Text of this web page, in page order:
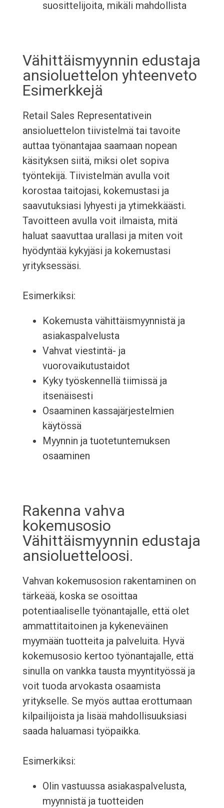
suosittelijoita, mikäli mahdollista
Vähittäismyynnin edustaja
ansioluettelon yhteenveto
Esimerkkejä
Retail Sales Representativein
ansioluettelon tiivistelmä tai tavoite
auttaa työnantajaa saamaan nopean
käsityksen siitä, miksi olet sopiva
työntekijä. Tiivistelmän avulla voit
korostaa taitojasi, kokemustasi ja
saavutuksiasi lyhyesti ja ytimekkäästi.
Tavoitteen avulla voit ilmaista, mitä
haluat saavuttaa urallasi ja miten voit
hyödyntää kykyjäsi ja kokemustasi
yrityksessäsi.
Esimerkiksi:
Kokemusta vähittäismyynnistä ja
asiakaspalvelusta
Vahvat viestintä- ja
vuorovaikutustaidot
Kyky työskennellä tiimissä ja
itsenäisesti
Osaaminen kassajärjestelmien
käytössä
Myynnin ja tuotetuntemuksen
osaaminen
Rakenna vahva
kokemusosio
Vähittäismyynnin edustaja
ansioluetteloosi.
Vahvan kokemusosion rakentaminen on
tärkeää, koska se osoittaa
potentiaaliselle työnantajalle, että olet
ammattitaitoinen ja kykeneväinen
myymään tuotteita ja palveluita. Hyvä
kokemusosio kertoo työnantajalle, että
sinulla on vankka tausta myyntityössä ja
voit tuoda arvokasta osaamista
yritykselle. Se myös auttaa erottumaan
kilpailijoista ja lisää mahdollisuuksiasi
saada haluamasi työpaikka.
Esimerkiksi:
Olin vastuussa asiakaspalvelusta,
myynnistä ja tuotteiden